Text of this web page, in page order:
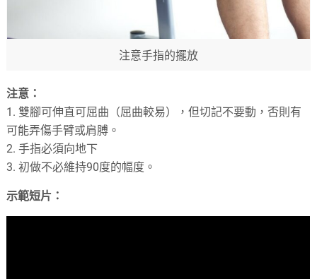
注意手指的擺放
注意：
1. 雙腳可伸直可屈曲（屈曲較易），但切記不要動，否則有
可能弄傷手臂或肩膊。
2. 手指必須向地下
3. 初做不必維持90度的幅度。
示範短片：